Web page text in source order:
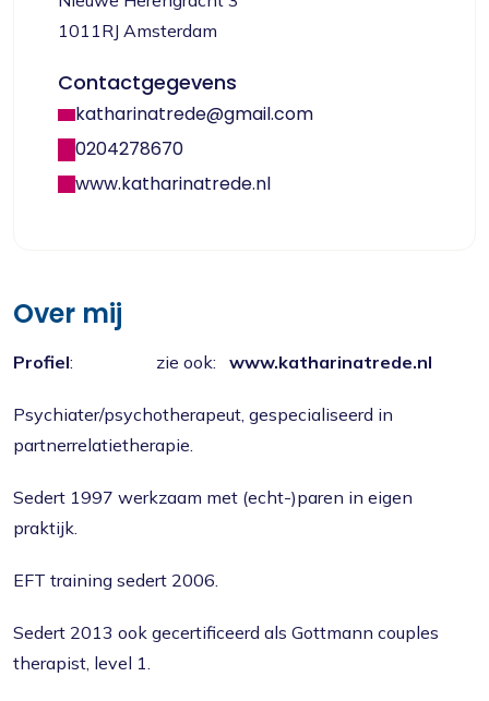
Over mij
Profiel: zie ook: www.katharinatrede.nl
Psychiater/psychotherapeut, gespecialiseerd in
partnerrelatietherapie.
Sedert 1997 werkzaam met (echt-)paren in eigen
praktijk.
EFT training sedert 2006.
Sedert 2013 ook gecertificeerd als Gottmann couples
therapist, level 1.
1011RJ Amsterdam
Contactgegevens
katharinatrede@gmail.com
0204278670
www.katharinatrede.nl